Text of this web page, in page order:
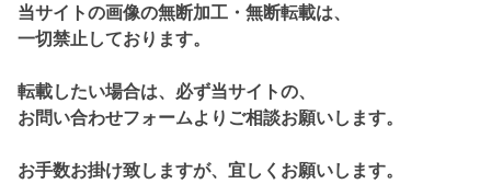
当サイトの画像の無断加工・無断転載は、
一切禁止しております。
転載したい場合は、必ず当サイトの、
お問い合わせフォームよりご相談お願いします。
お手数お掛け致しますが、宜しくお願いします。